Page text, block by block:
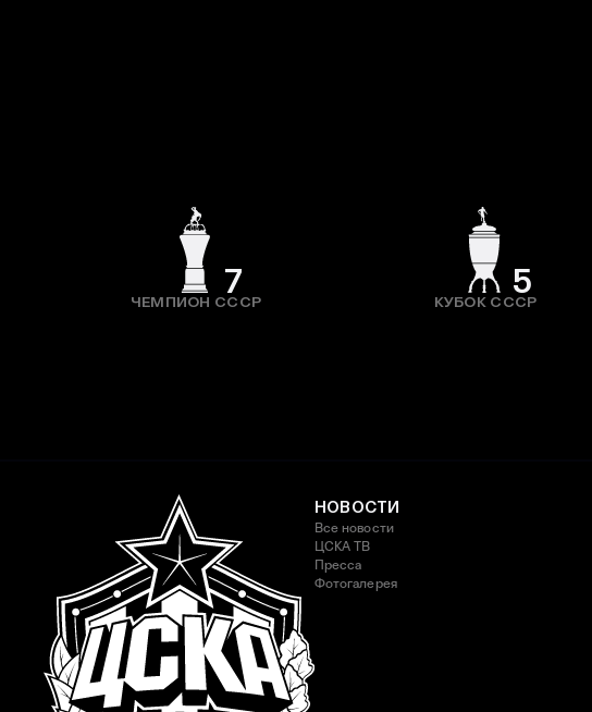
7
ЧЕМПИОН СССР
5
КУБОК СССР
НОВОСТИ
Все новости
ЦСКА ТВ
Пресса
Фотогалерея